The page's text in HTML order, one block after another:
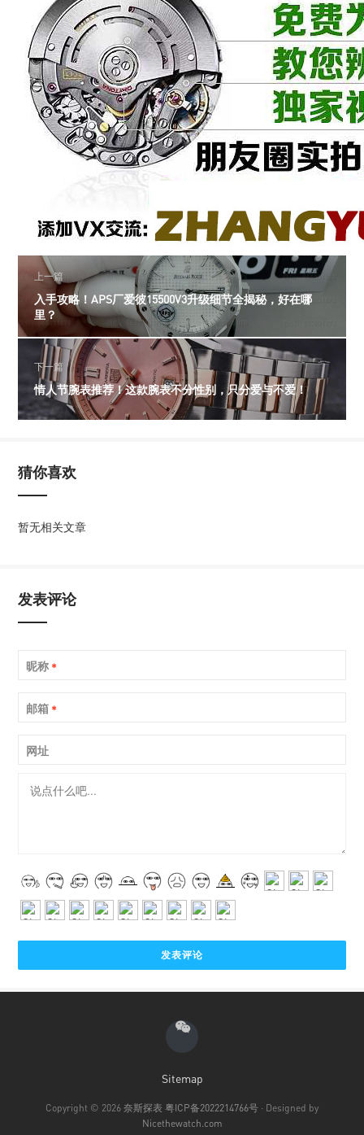
上一篇
入手攻略！APS厂爱彼15500V3升级细节全揭秘，好在哪
里？
下一篇
情人节腕表推荐！这款腕表不分性别，只分爱与不爱！
猜你喜欢
暂无相关文章
发表评论
昵称 *
邮箱 *
网址
Sitemap
Copyright © 2026 奈斯探表 粤ICP备2022214766号 · Designed by
Nicethewatch.com